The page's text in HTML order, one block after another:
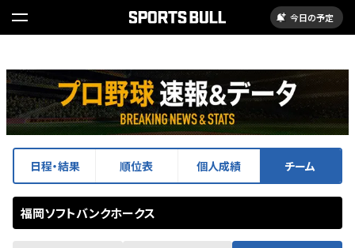
今日の予定
日程・結果 順位表 個人成績 チーム
福岡ソフトバンクホークス